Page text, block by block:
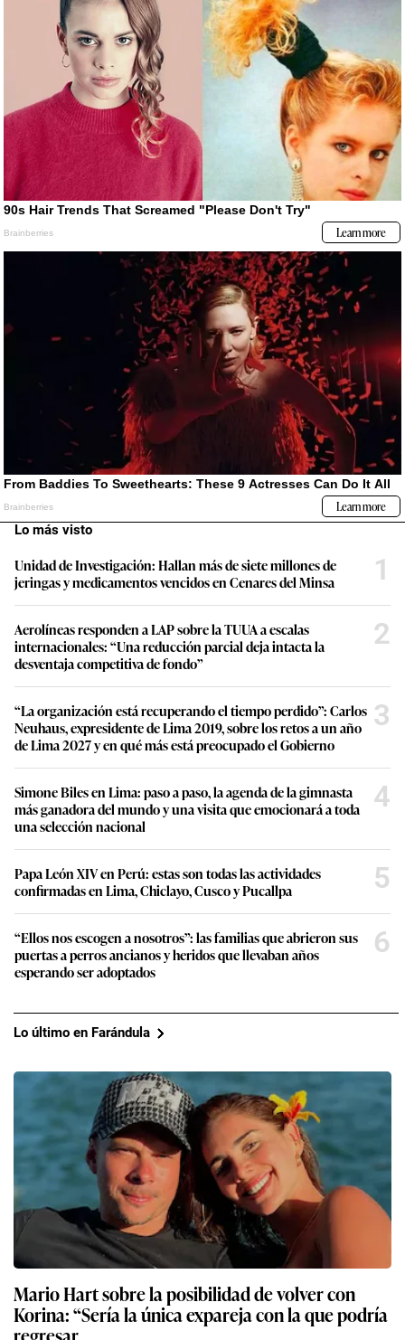
Lo más visto
Unidad de Investigación: Hallan más de siete millones de
jeringas y medicamentos vencidos en Cenares del Minsa
1
Aerolíneas responden a LAP sobre la TUUA a escalas
internacionales: “Una reducción parcial deja intacta la
desventaja competitiva de fondo”
2
“La organización está recuperando el tiempo perdido”: Carlos
Neuhaus, expresidente de Lima 2019, sobre los retos a un año
de Lima 2027 y en qué más está preocupado el Gobierno
3
Simone Biles en Lima: paso a paso, la agenda de la gimnasta
más ganadora del mundo y una visita que emocionará a toda
una selección nacional
4
Papa León XIV en Perú: estas son todas las actividades
confirmadas en Lima, Chiclayo, Cusco y Pucallpa
5
“Ellos nos escogen a nosotros”: las familias que abrieron sus
puertas a perros ancianos y heridos que llevaban años
esperando ser adoptados
6
Lo último en Farándula
Mario Hart sobre la posibilidad de volver con
Korina: “Sería la única expareja con la que podría
regresar